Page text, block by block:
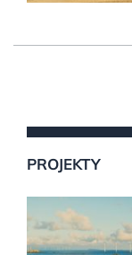
PROJEKTY